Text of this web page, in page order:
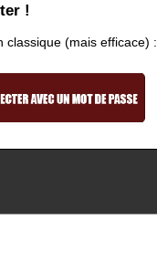
!
classique (mais efficace) :